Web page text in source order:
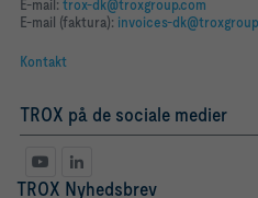
E-mail: trox-dk@troxgroup.com
E-mail (faktura): invoices-
Kontakt
TROX på de sociale medier
TROX Nyhedsbrev